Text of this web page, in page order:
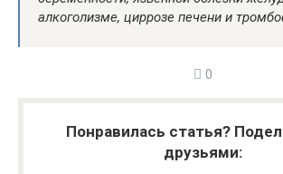
алкоголизме, циррозе печени и
0
Понравилась статья?
друзьями: